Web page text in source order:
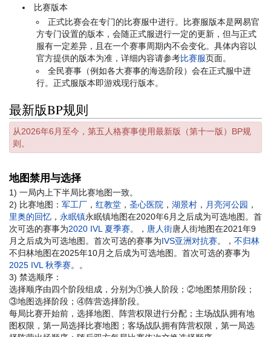
比赛版本
正式比赛会在专门的比赛服中进行。比赛服版本是网易官
方专门设置的版本，会随正式服进行一定的更新，但与正式
服有一定差异，且在一个赛事周期内不会变化。具体内容以
官方提供的版本为准，详细内容请参考比赛服页面。
全民赛事（例如各大赛事的海选阶段）会在正式服中进
行。正式服版本即游戏现行版本。
最新版BP规则
从2026年6月至今，第五人格赛事使用最新版（第十一版）BP规
则。
地图禁用与选择
1) 一局内上下半局比赛地图一致。
2) 比赛地图： 军工厂 ， 红教堂 ， 圣心医院 ， 湖景村 ， 月亮河公园 ，
里奥的回忆 ， 永眠镇永眠镇地图在2020年6月之后成为可选地图。首
次可选的赛事为2020 IVL 夏季赛。 ， 唐人街唐人街地图在2021年9
月之后成为可选地图。首次可选的赛事为IVS亚洲对抗赛。 ， 不归林
不归林地图在2025年10月之后成为可选地图。首次可选的赛事为
2025 IVL 秋季赛。
。
3) 禁选顺序：
选择顺序由四个阶段组成，分别为①换人阶段；②地图禁用阶段；
③地图选择阶段；④阵营选择阶段。
每局比赛开始前，选择地图、阵营权限进行分配；主场战队拥有地
图权限，第一局选择比赛地图；客场战队拥有阵营权限，第一局选